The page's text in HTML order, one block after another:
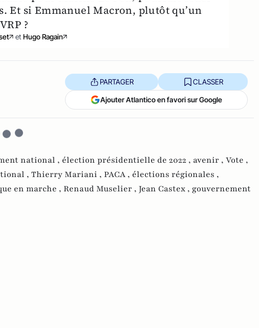
Et si Emmanuel Macron, plutôt qu’un
?
et Hugo Ragain
PARTAGER CLASSER
Ajouter Atlantico en favori sur Google
national , élection présidentielle de 2022 , avenir , Vote ,
, Thierry Mariani , PACA , élections régionales ,
en marche , Renaud Muselier , Jean Castex , gouvernement